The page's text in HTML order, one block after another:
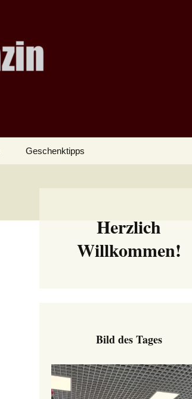
Geschenktipps
Herzlich
Willkommen!
Bild des Tages